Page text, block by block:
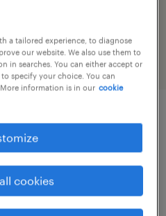
a tailored experience, to diagnose
our website. We also use them to
in searches. You can either accept or
specify your choice. You can
information is in our cookie
cookies